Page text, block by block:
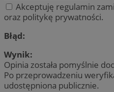
Akceptuję regulamin
oraz politykę prywatności.
Błąd:
Wynik:
Opinia została pomyślnie
Po przeprowadzeniu
udostępniona publicznie.